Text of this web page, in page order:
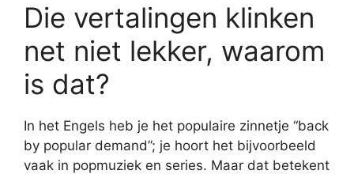
Die vertalingen klinken
net niet lekker, waarom
is dat?
In het Engels heb je het populaire zinnetje “back
by popular demand”; je hoort het bijvoorbeeld
vaak in popmuziek en series. Maar dat betekent